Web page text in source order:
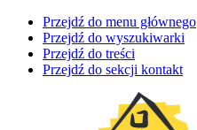
Przejdź do menu głównego
Przejdź do wyszukiwarki
Przejdź do treści
Przejdź do sekcji kontakt